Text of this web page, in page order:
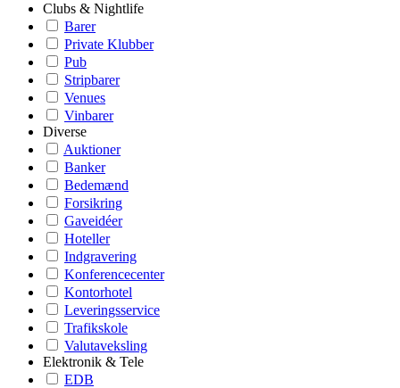
Clubs & Nightlife
Barer
Private Klubber
Pub
Stripbarer
Venues
Vinbarer
Diverse
Auktioner
Banker
Bedemænd
Forsikring
Gaveidéer
Hoteller
Indgravering
Konferencecenter
Kontorhotel
Leveringsservice
Trafikskole
Valutaveksling
Elektronik & Tele
EDB